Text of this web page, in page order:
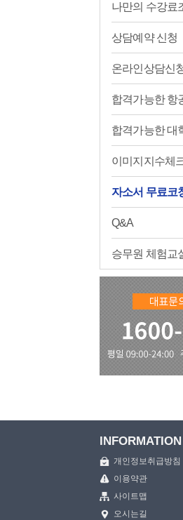
나만의 수강료
상담예약 신청
온라인상담신
합격가능한 항
합격가능한 대
이미지지수체
자소서 무료코
Q&A
승무원 체험교
INFORMATION
개인정보취급방침
이용약관
사이트맵
오시는길